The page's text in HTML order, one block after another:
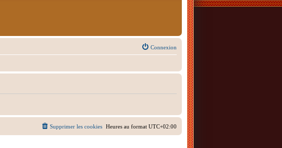
Connexion
Heures au format UTC+02:00
Supprimer les cookies